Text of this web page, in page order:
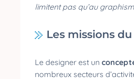
limitent pas qu’au
Les missions
Le designer est un
nombreux secteurs